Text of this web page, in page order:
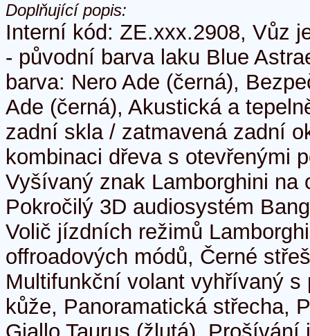
Doplňující popis:
Interní kód: ZE.xxx.2908, Vůz
- původní barva laku Blue
barva: Nero Ade (černá),
Ade (černá), Akustická a
zadní skla / zatmavená zadní
kombinaci dřeva s otevřenými
Vyšívaný znak Lamborghini na
Pokročilý 3D audiosystém
Volič jízdních režimů
offroadových módů, Černé
Multifunkční volant vyhřívaný s
kůže, Panoramatická střecha,